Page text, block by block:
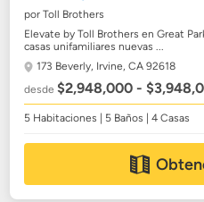
por Toll Brothers
Elevate by Toll Brothers en Great
casas unifamiliares nuevas ...
173 Beverly, Irvine, CA 92618
desde$2,948,000 -
5 Habitaciones | 5 Baños | 4 Casas